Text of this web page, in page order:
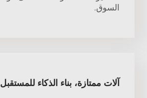
السوق.
آلات ممتازة، بناء الذكاء للمستقبل